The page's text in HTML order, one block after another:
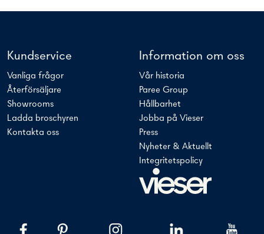
Kundservice
Vanliga frågor
Återförsäljare
Showrooms
Ladda broschyren
Kontakta oss
Information om oss
Vår historia
Paree Group
Hållbarhet
Jobba på Vieser
Press
Nyheter & Aktuellt
Integritetspolicy